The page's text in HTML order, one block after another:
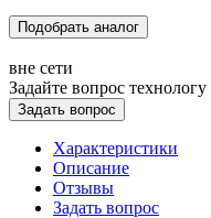
Подобрать аналог
вне сети
Задайте вопрос технологу
Задать вопрос
Характеристики
Описание
Отзывы
Задать вопрос